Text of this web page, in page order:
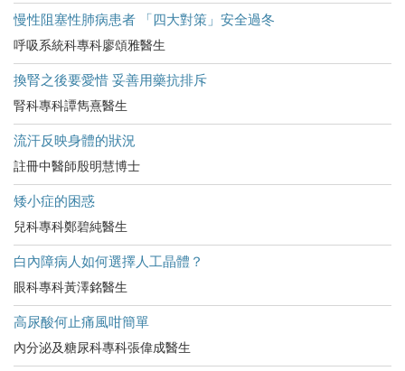
慢性阻塞性肺病患者 「四大對策」安全過冬
呼吸系統科專科廖頌雅醫生
換腎之後要愛惜 妥善用藥抗排斥
腎科專科譚雋熹醫生
流汗反映身體的狀況
註冊中醫師殷明慧博士
矮小症的困惑
兒科專科鄭碧純醫生
白內障病人如何選擇人工晶體？
眼科專科黃澤銘醫生
高尿酸何止痛風咁簡單
內分泌及糖尿科專科張偉成醫生